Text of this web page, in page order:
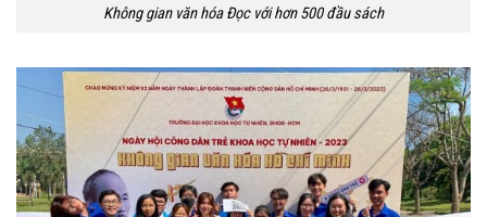
Không gian văn hóa Đọc với hơn 500 đầu sách